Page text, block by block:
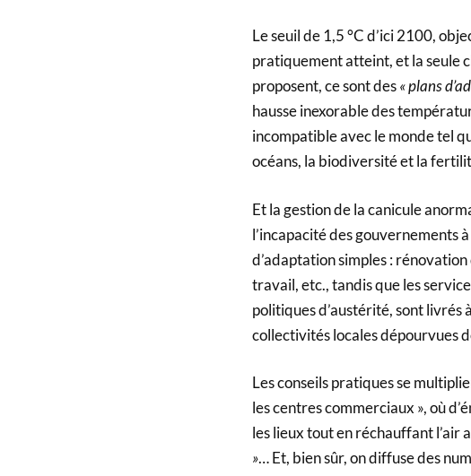
Le seuil de 1,5 °C d’ici 2100,
pratiquement atteint, et la seule
proposent, ce sont des« plans
hausse inexorable des
incompatible avec le monde tel
océans, la biodiversité et la
Et la gestion de la canicule
l’incapacité des gouvernements
d’adaptation simples :
travail, etc., tandis que les
politiques d’austérité, sont livrés
collectivités locales dépourvues
Les conseils pratiques se
les centres commerciaux », où
les lieux tout en réchauffant l’air
»… Et, bien sûr, on diffuse des